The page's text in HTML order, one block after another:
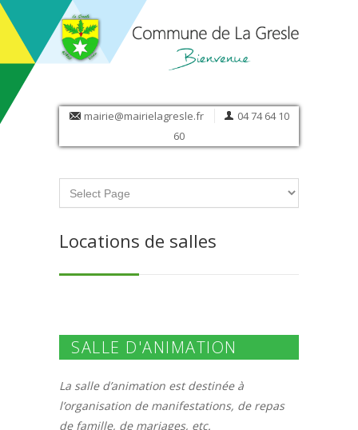
mairie@mairielagresle.fr
04 74 64 10
60
Locations de salles
SALLE D'ANIMATION
La salle d’animation est destinée à
l’organisation de manifestations, de repas
de famille, de mariages, etc.